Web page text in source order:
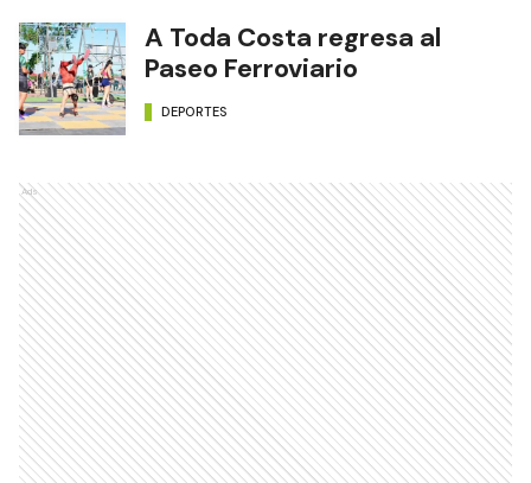
A Toda Costa regresa al
Paseo Ferroviario
DEPORTES
Ads